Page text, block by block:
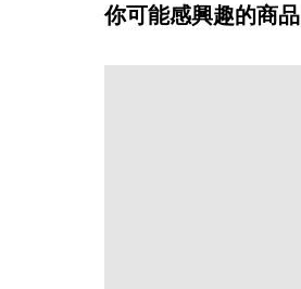
你可能感興趣的商品